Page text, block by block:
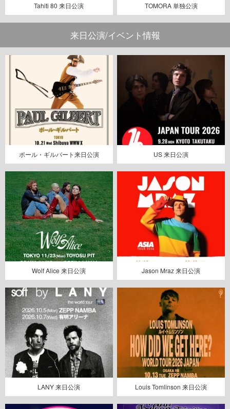
Tahiti 80 来日公演 TOMORA 単独公演
来日公演/イベント情報
ポール・ギルバート来日公演 US 来日公演
Wolf Alice 来日公演 Jason Mraz 来日公演
LANY 来日公演 Louis Tomlinson 来日公演